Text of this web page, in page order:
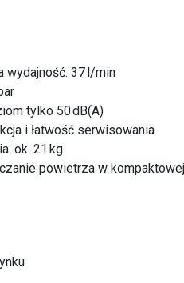
wydajność: 37 l/min
tylko 50 dB(A)
i łatwość serwisowania
ok. 21 kg
powietrza w